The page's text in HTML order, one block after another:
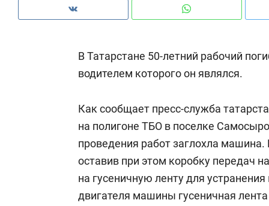
В Татарстане 50-летний рабочий
водителем которого он являлся.
Как сообщает пресс-служба
на полигоне ТБО в поселке
проведения работ заглохла
оставив при этом коробку передач
на гусеничную ленту для
двигателя машины гусеничная
оазис жилого
под Казанью
150 камер до
ID вместо ключа:
безопасность в ЖК